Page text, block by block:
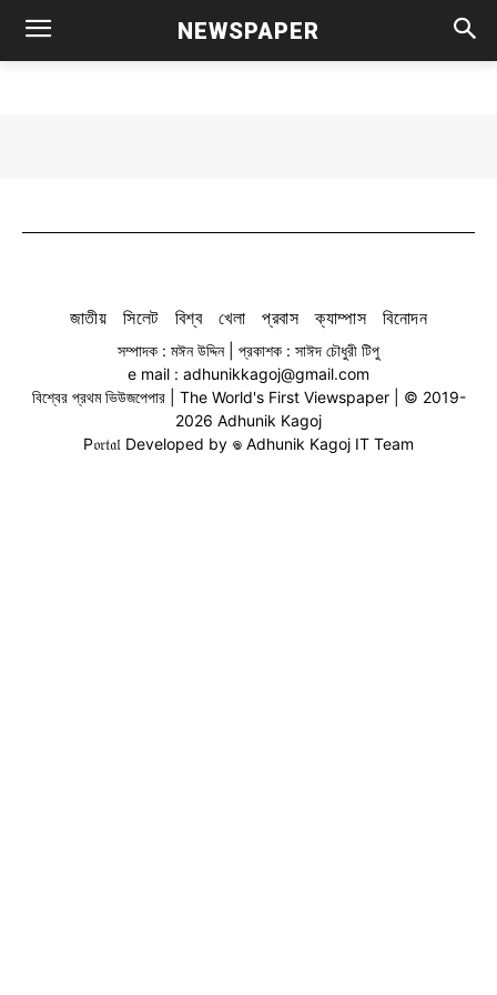
NEWSPAPER
জাতীয় সিলেট বিশ্ব খেলা প্রবাস ক্যাম্পাস বিনোদন
সম্পাদক : মঈন উদ্দিন | প্রকাশক : সাঈদ চৌধুরী টিপু
e mail : adhunikkagoj@gmail.com
বিশ্বের প্রথম ভিউজপেপার | The World's First Viewspaper | © 2019-
2026 Adhunik Kagoj
P𝔬𝔯𝔱𝔞𝔩 Developed by 𖦹 Adhunik Kagoj IT Team